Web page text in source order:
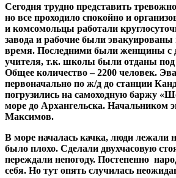
Сегодня трудно представить
но все проходило спокойно и
и комсомольцы работали
завода и рабочие были эвакуированы
время. Последними были женщины с
учителя, т.к. школы были отданы под
Общее количество – 2200 человек.
первоначально по ж/д до станции
погрузились на самоходную баржу
море до Архангельска. Начальником
Максимов.
В море началась качка, люди лежали
было плохо. Сделали двухчасовую
переждали непогоду. Постепенно
себя. Но тут опять случилась